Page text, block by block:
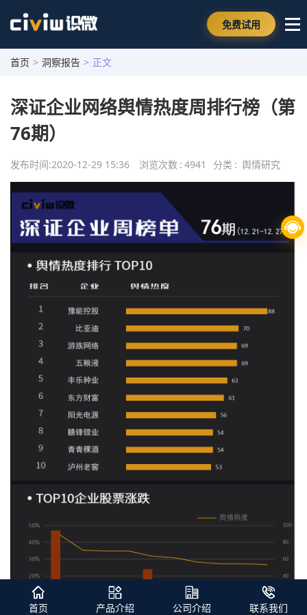
免费试用
首页 > 洞察报告 > 正文
深证企业网络舆情热度周排行榜（第
76期）
发布时间:2020-12-29 15:36 浏览次数 : 4941 分类 : 舆情研究
首页 产品介绍 公司介绍 联系我们